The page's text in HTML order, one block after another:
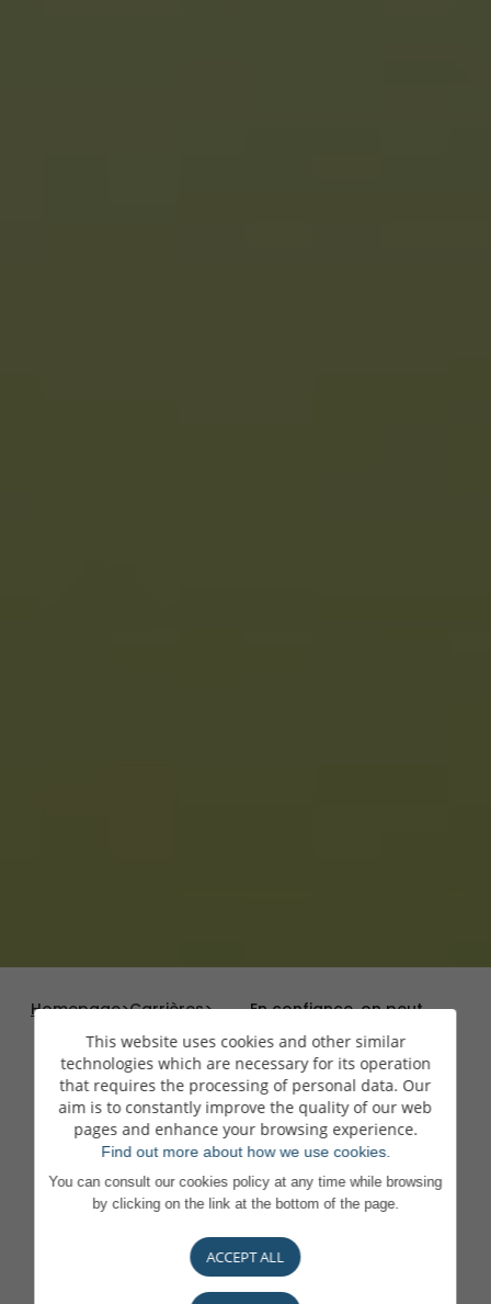
Homepage>Carrières>
En confiance, on peut
s'engager pleinement
Une Maison
This website uses cookies and other similar
technologies which are necessary for its operation
that requires the processing of personal data. Our
aim is to constantly improve the quality of our web
pages and enhance your browsing experience.
Find out more about how we use cookies.
You can consult our cookies policy at any time while browsing
by clicking on the link at the bottom of the page.
ACCEPT ALL